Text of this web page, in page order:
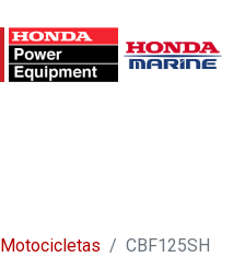
Motocicletas CBF125SH